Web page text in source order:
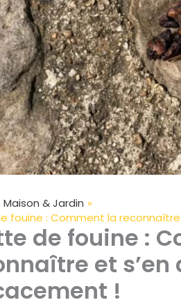
Maison & Jardin
fouine : Comment la
de fouine :
et
!